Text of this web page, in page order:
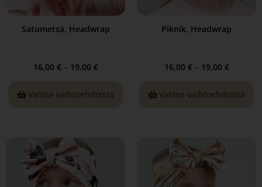
Satumetsä, Headwrap
16,00 € – 19,00 €
Valitse vaihtoehdoista
Piknik, Headwrap
16,00 € – 19,00 €
Valitse vaihtoehdoista